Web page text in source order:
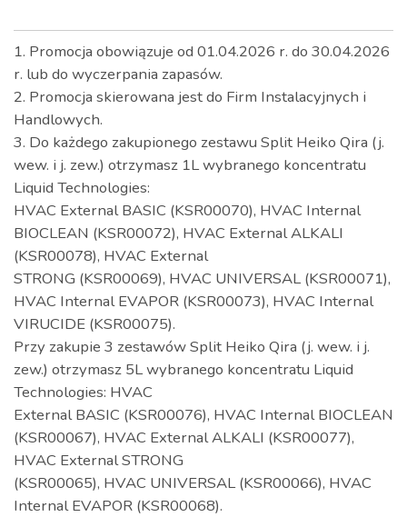
1. Promocja obowiązuje od 01.04.2026 r. do 30.04.2026
r. lub do wyczerpania zapasów.
2. Promocja skierowana jest do Firm Instalacyjnych i
Handlowych.
3. Do każdego zakupionego zestawu Split Heiko Qira (j.
wew. i j. zew.) otrzymasz 1L wybranego koncentratu
Liquid Technologies:
HVAC External BASIC (KSR00070), HVAC Internal
BIOCLEAN (KSR00072), HVAC External ALKALI
(KSR00078), HVAC External
STRONG (KSR00069), HVAC UNIVERSAL (KSR00071),
HVAC Internal EVAPOR (KSR00073), HVAC Internal
VIRUCIDE (KSR00075).
Przy zakupie 3 zestawów Split Heiko Qira (j. wew. i j.
zew.) otrzymasz 5L wybranego koncentratu Liquid
Technologies: HVAC
External BASIC (KSR00076), HVAC Internal BIOCLEAN
(KSR00067), HVAC External ALKALI (KSR00077),
HVAC External STRONG
(KSR00065), HVAC UNIVERSAL (KSR00066), HVAC
Internal EVAPOR (KSR00068).